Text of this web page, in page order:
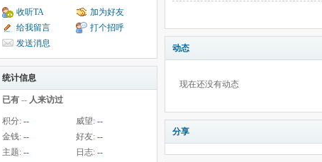
收听TA
加为好友
给我留言
打个招呼
发送消息
统计信息
已有 -- 人来访过
积分: -- 威望: --
金钱: -- 好友: --
主题: -- 日志: --
动态
现在还没有动态
分享